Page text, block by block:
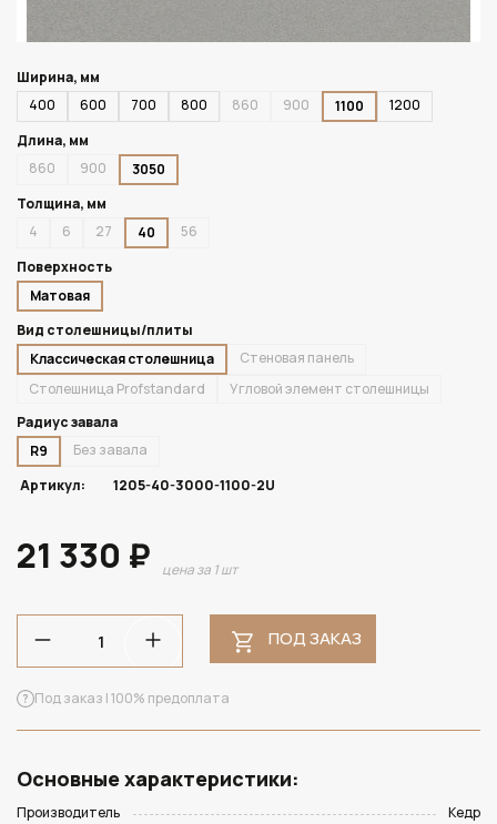
Ширина, мм
400
600 700 800 860 900 1100
1200
Длина, мм
860
900
3050
Толщина, мм
4
6 27 40
56
Поверхность
Матовая
Вид столешницы/плиты
Классическая столешница
Стеновая панель
Столешница Profstandard
Угловой элемент столешницы
Радиус завала
R9
Без завала
Артикул:
1205-40-3000-1100-2U
21 330 ₽ цена за 1 шт
ПОД ЗАКАЗ
Под заказ | 100% предоплата
Основные характеристики:
Производитель
Кедр